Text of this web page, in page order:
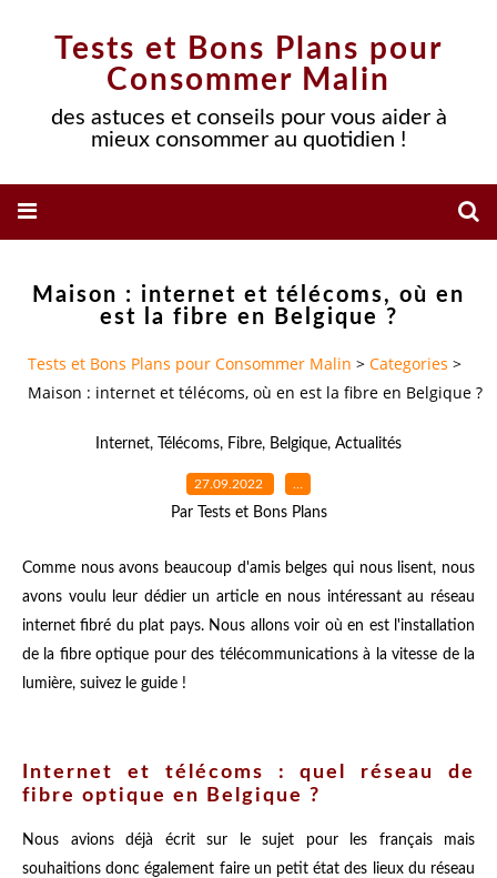
Tests et Bons Plans pour
Consommer Malin
des astuces et conseils pour vous aider à
mieux consommer au quotidien !
Maison : internet et télécoms, où en
est la fibre en Belgique ?
Tests et Bons Plans pour Consommer Malin > Categories >
Maison : internet et télécoms, où en est la fibre en Belgique ?
Internet, Télécoms, Fibre, Belgique, Actualités
27.09.2022 …
Par Tests et Bons Plans
Comme nous avons beaucoup d'amis belges qui nous lisent, nous
avons voulu leur dédier un article en nous intéressant au réseau
internet fibré du plat pays. Nous allons voir où en est l'installation
de la fibre optique pour des télécommunications à la vitesse de la
lumière, suivez le guide !
Internet et télécoms : quel réseau de
fibre optique en Belgique ?
Nous avions déjà écrit sur le sujet pour les français mais
souhaitions donc également faire un petit état des lieux du réseau